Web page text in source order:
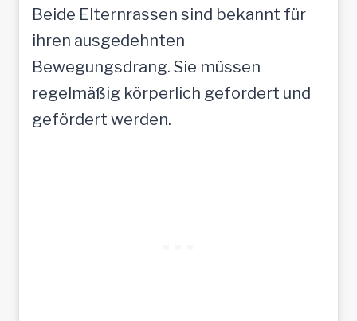
Beide Elternrassen sind bekannt für
ihren ausgedehnten
Bewegungsdrang. Sie müssen
regelmäßig körperlich gefordert und
gefördert werden.